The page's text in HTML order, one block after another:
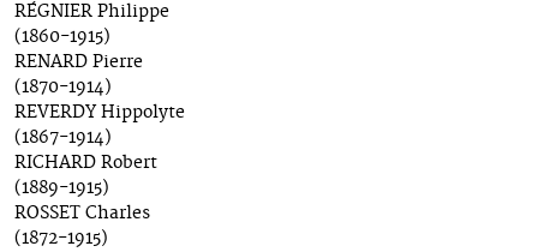
RÉGNIER Philippe
(1860-1915)
RENARD Pierre
(1870-1914)
REVERDY Hippolyte
(1867-1914)
RICHARD Robert
(1889-1915)
ROSSET Charles
(1872-1915)